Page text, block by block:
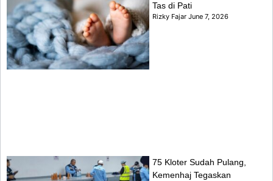
Tas di Pati
Rizky FajarJune 7, 2026
75 Kloter Sudah Pulang,
Kemenhaj Tegaskan